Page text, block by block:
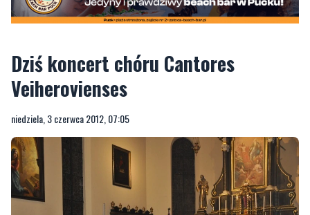
Dziś koncert chóru Cantores
Veiherovienses
niedziela, 3 czerwca 2012, 07:05